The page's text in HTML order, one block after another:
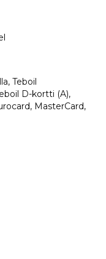
Teboil
D-kortti (A),
MasterCard,